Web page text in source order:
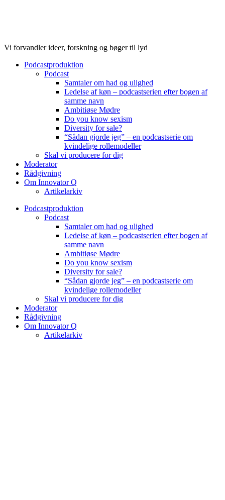
Vi forvandler ideer, forskning og bøger til lyd
Podcastproduktion
Podcast
Samtaler om had og ulighed
Ledelse af køn – podcastserien efter bogen af
samme navn
Ambitiøse Mødre
Do you know sexism
Diversity for sale?
“Sådan gjorde jeg” – en podcastserie om
kvindelige rollemodeller
Skal vi producere for dig
Moderator
Rådgivning
Om Innovator Q
Artikelarkiv
Podcastproduktion
Podcast
Samtaler om had og ulighed
Ledelse af køn – podcastserien efter bogen af
samme navn
Ambitiøse Mødre
Do you know sexism
Diversity for sale?
“Sådan gjorde jeg” – en podcastserie om
kvindelige rollemodeller
Skal vi producere for dig
Moderator
Rådgivning
Om Innovator Q
Artikelarkiv